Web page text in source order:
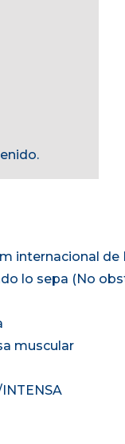
internacional
lo sepa (No
muscular